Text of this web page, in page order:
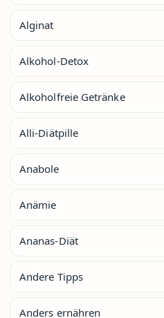
Alginat
Alkohol-Detox
Alkoholfreie Getränke
Alli-Diätpille
Anabole
Anämie
Ananas-Diät
Andere Tipps
Anders ernähren